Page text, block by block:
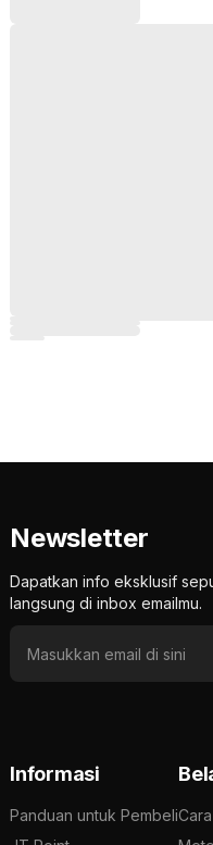
Newsletter
Dapatkan info eksklusif
langsung di inbox emailmu.
Informasi
Panduan untuk Pembeli